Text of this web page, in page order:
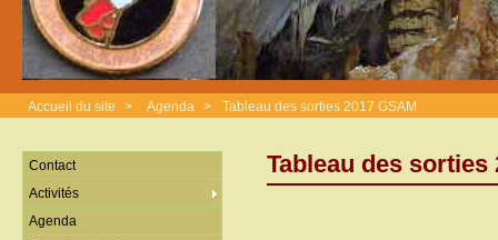
Accueil du site > Agenda > Tableau des sorties 2017 GSAM
Tableau des sorties
Contact
Activités
Agenda